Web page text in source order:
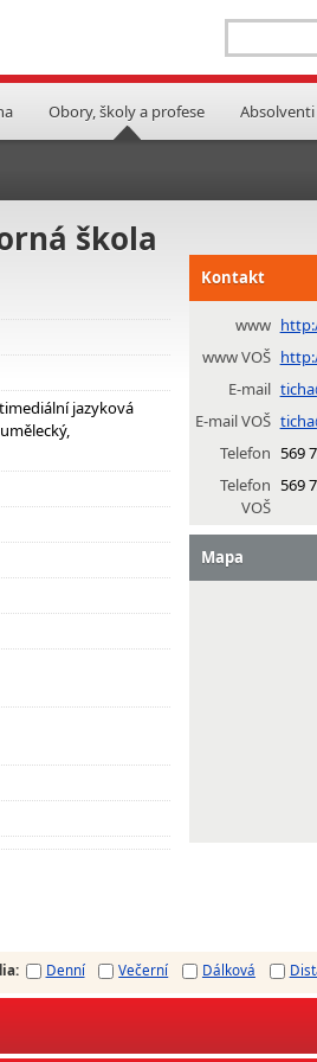
Obory, školy a profese
škola
jazyková
Kontakt
www
www VOŠ
E-mail
E-mail VOŠ
Telefon 569
Telefon
VOŠ
569
Mapa
: Denní Večerní Dálková